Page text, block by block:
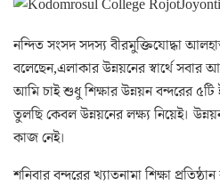
নন্দিত সংসদ সদস্য বীরমুক্তিযোদ্ধা
বলেছেন,এলাকার উন্নয়নের স্বার্থে সবার
আমি চাই শুধু শিক্ষার উন্নয়ন বন্দরের ৫টি
তুলছি কেবল উন্নয়নের লক্ষ্য নিয়েই।
কাজ নেই।
শনিবার বন্দরের খ্যাতনামা শিক্ষা